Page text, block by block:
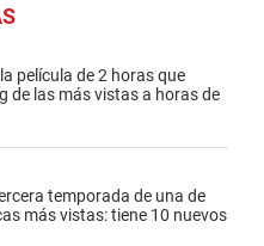
película de 2 horas que
de las más vistas a horas de
temporada de una de
más vistas: tiene 10 nuevos